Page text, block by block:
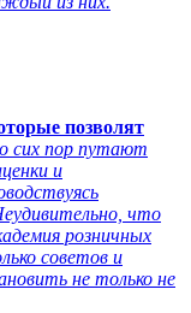
позволят
сих пор путают
и
что
розничных
советов и
не только не